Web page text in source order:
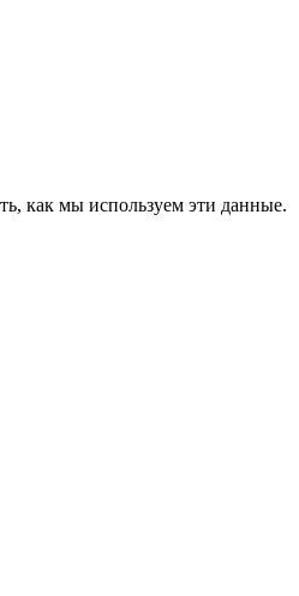
как мы используем эти данные.